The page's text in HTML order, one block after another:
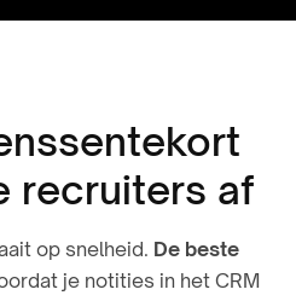
recruiters af
op snelheid. De beste
je notities in het CRM